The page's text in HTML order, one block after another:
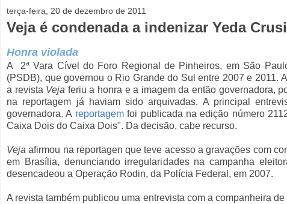
terça-feira, 20 de dezembro de 2011
Veja é condenada a indenizar Yeda
Honra violada
A 2ª Vara Cível do Foro Regional de Pinheiros, em São
(PSDB), que governou o Rio Grande do Sul entre 2007 e 2011.
a revista Veja feriu a honra e a imagem da então governadora,
na reportagem já haviam sido arquivadas. A principal
governadora. A reportagemfoi publicada na edição número
Caixa Dois do Caixa Dois". Da decisão, cabe recurso.
Veja afirmou na reportagen que teve acesso a gravações com
em Brasília, denunciando irregularidades na campanha
desencadeou a Operação Rodin, da Polícia Federal, em 2007.
A revista também publicou uma entrevista com a companheira